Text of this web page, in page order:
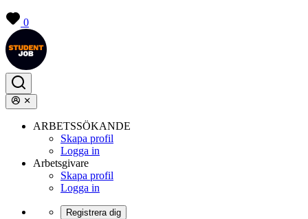
0
ARBETSSÖKANDE
Skapa profil
Logga in
Arbetsgivare
Skapa profil
Logga in
Registrera dig